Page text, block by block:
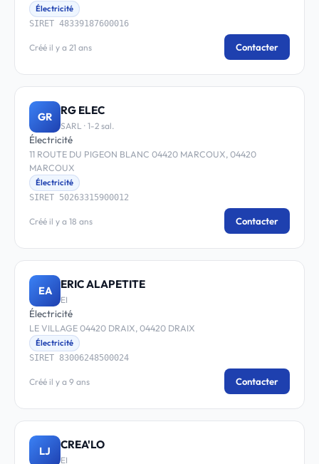
Électricité
SIRET 48339187600016
Créé il y a 21 ans Contacter
GR RG ELEC
SARL · 1-2 sal.
Électricité
11 ROUTE DU PIGEON BLANC 04420 MARCOUX, 04420
MARCOUX
Électricité
SIRET 50263315900012
Créé il y a 18 ans Contacter
EA ERIC ALAPETITE
EI
Électricité
LE VILLAGE 04420 DRAIX, 04420 DRAIX
Électricité
SIRET 83006248500024
Créé il y a 9 ans Contacter
LJ CREA'LO
EI